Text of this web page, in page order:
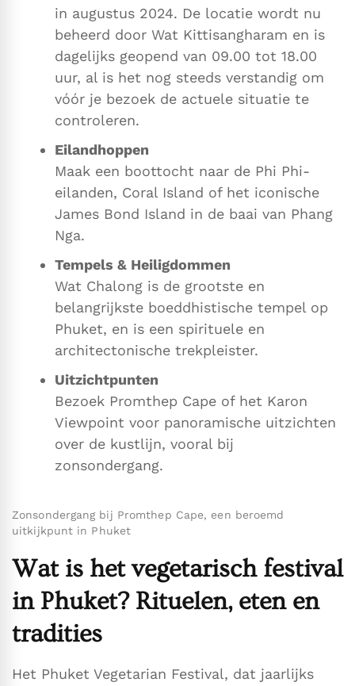
in augustus 2024. De locatie wordt nu
beheerd door Wat Kittisangharam en is
dagelijks geopend van 09.00 tot 18.00
uur, al is het nog steeds verstandig om
vóór je bezoek de actuele situatie te
controleren.
Eilandhoppen
Maak een boottocht naar de Phi Phi-
eilanden, Coral Island of het iconische
James Bond Island in de baai van Phang
Nga.
Tempels & Heiligdommen
Wat Chalong is de grootste en
belangrijkste boeddhistische tempel op
Phuket, en is een spirituele en
architectonische trekpleister.
Uitzichtpunten
Bezoek Promthep Cape of het Karon
Viewpoint voor panoramische uitzichten
over de kustlijn, vooral bij
zonsondergang.
Zonsondergang bij Promthep Cape, een beroemd
uitkijkpunt in Phuket
Wat is het vegetarisch festival
in Phuket? Rituelen, eten en
tradities
Het Phuket Vegetarian Festival, dat jaarlijks